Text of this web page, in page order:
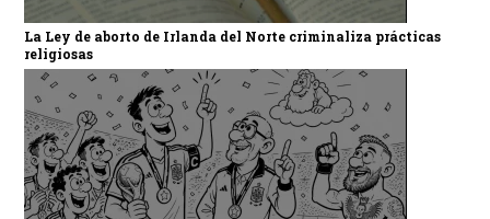
La Ley de aborto de Irlanda del Norte criminaliza prácticas
religiosas